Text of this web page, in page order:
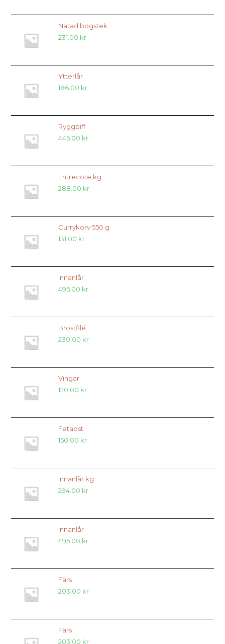
Nätad bogstek
231.00 kr
Ytterlår
186.00 kr
Ryggbiff
445.00 kr
Entrecote kg
288.00 kr
Currykorv 550 g
131.00 kr
Innanlår
495.00 kr
Bröstfilé
230.00 kr
Vingar
120.00 kr
Fetaost
150.00 kr
Innanlår kg
294.00 kr
Innanlår
495.00 kr
Färs
203.00 kr
Färs
203.00 kr